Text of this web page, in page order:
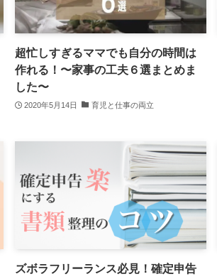
超忙しすぎるママでも自分の時間は
作れる！〜家事の工夫６選まとめま
した〜
2020年5月14日 育児と仕事の両立
ズボラフリーランス必見！確定申告